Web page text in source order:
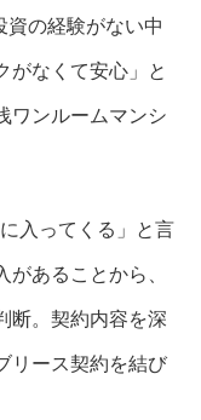
資の経験がない中
がなくて安心」と
ワンルームマンシ
入ってくる」と言
あることから、
断。契約内容を深
リース契約を結び